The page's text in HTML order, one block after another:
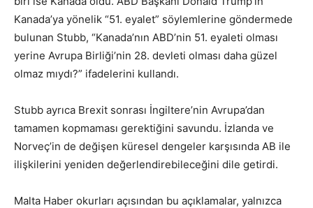
Kanada’ya yönelik “51. eyalet” söylemlerine göndermede
bulunan Stubb, “Kanada’nın ABD’nin 51. eyaleti olması
yerine Avrupa Birliği’nin 28. devleti olması daha güzel
olmaz mıydı?” ifadelerini kullandı.
Stubb ayrıca Brexit sonrası İngiltere’nin Avrupa’dan
tamamen kopmaması gerektiğini savundu. İzlanda ve
Norveç’in de değişen küresel dengeler karşısında AB ile
ilişkilerini yeniden değerlendirebileceğini dile getirdi.
Malta Haber okurları açısından bu açıklamalar, yalnızca